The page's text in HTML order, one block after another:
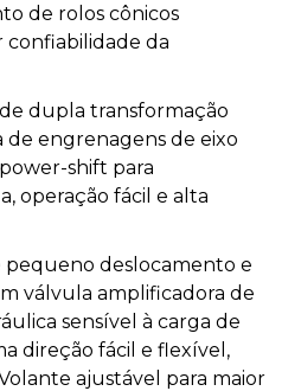
de rolos cônicos
confiabilidade da
dupla transformação
de engrenagens de eixo
shift para
operação fácil e alta
pequeno deslocamento e
válvula amplificadora de
sensível à carga de
direção fácil e flexível,
ajustável para maior